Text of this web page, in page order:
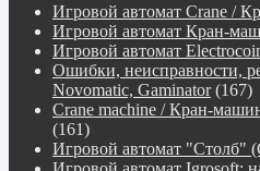
Игровой автомат Crane /
Игровой автомат Кран-
Игровой автомат
Ошибки, неисправности,
Novomatic, Gaminator(167)
Crane machine / Кран-
(161)
Игровой автомат "Столб"